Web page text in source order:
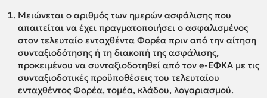
Μειώνεται ο αριθμός των ημερών ασφάλισης που
απαιτείται να έχει πραγματοποιήσει ο ασφαλισμένος
στον τελευταίο ενταχθέντα Φορέα πριν από την αίτηση
συνταξιοδότησης ή τη διακοπή της ασφάλισης,
προκειμένου να συνταξιοδοτηθεί από τον e-ΕΦΚΑ με τις
συνταξιοδοτικές προϋποθέσεις του τελευταίου
ενταχθέντος Φορέα, τομέα, κλάδου, λογαριασμού.